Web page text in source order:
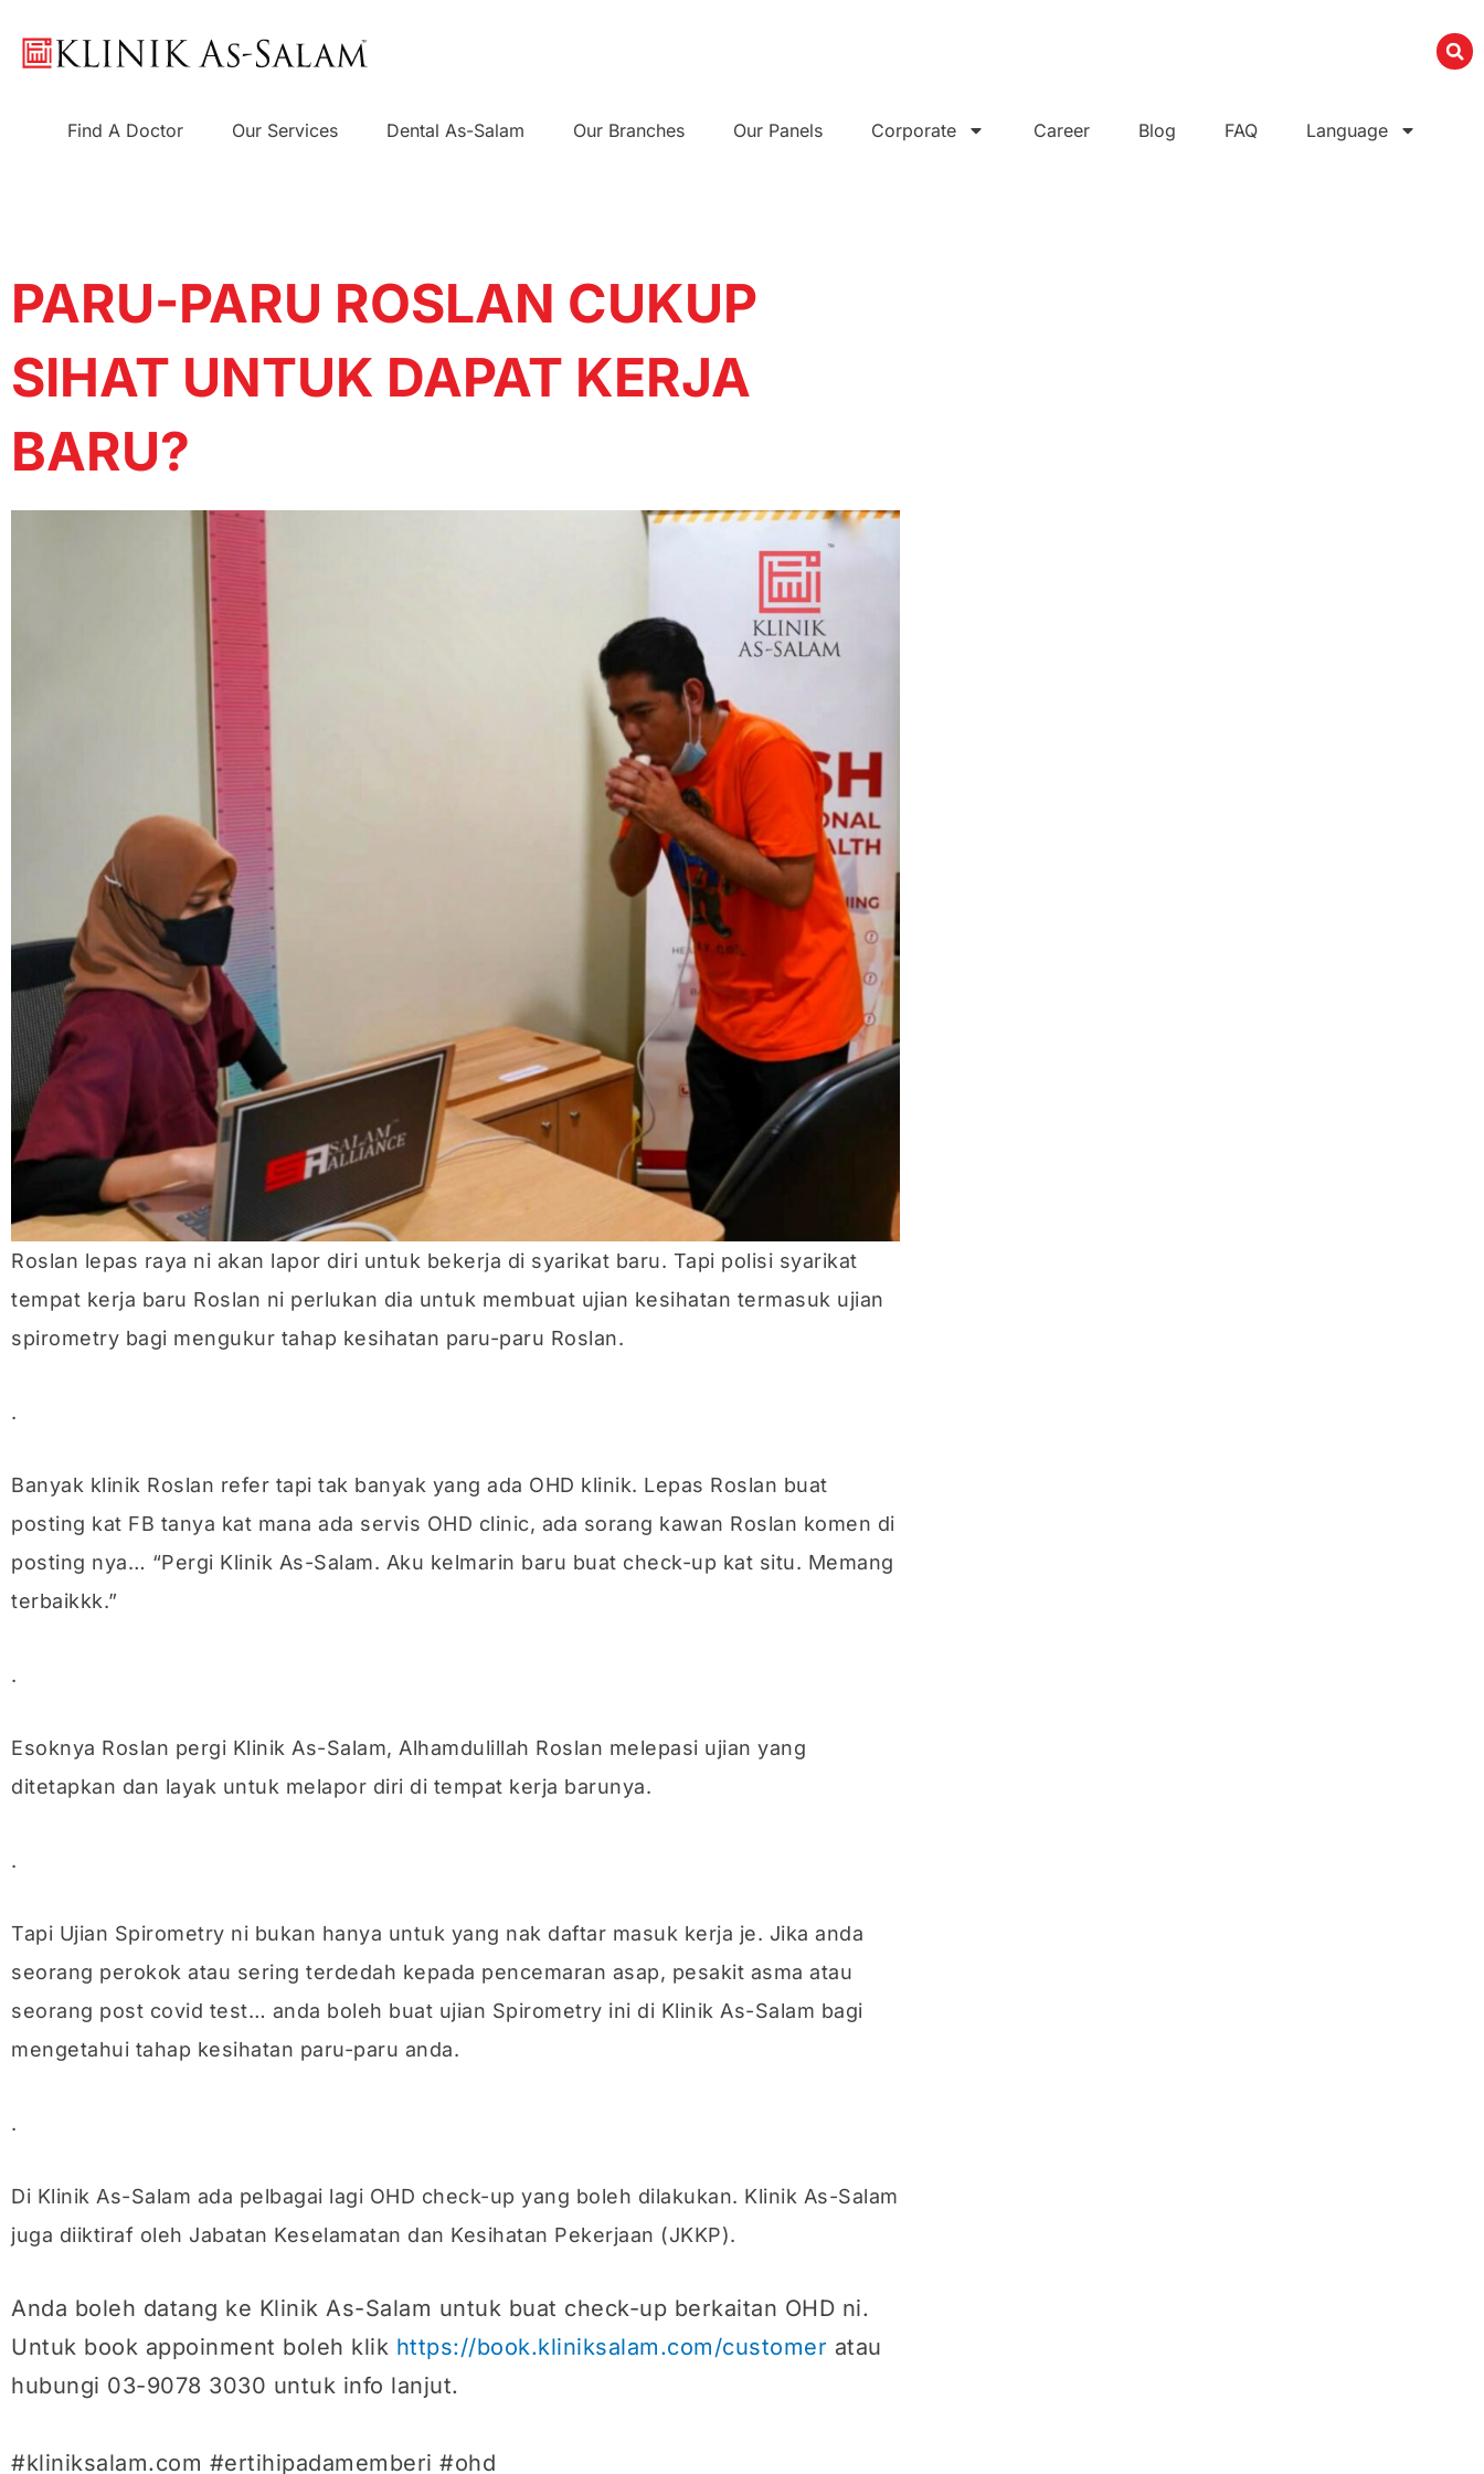
content
Find A Doctor Our Services Dental As-Salam Our Branches Our Panels Corporate Career Blog FAQ Language
PARU-PARU ROSLAN CUKUP
SIHAT UNTUK DAPAT KERJA
BARU?
Roslan lepas raya ni akan lapor diri untuk bekerja di syarikat baru. Tapi polisi syarikat
tempat kerja baru Roslan ni perlukan dia untuk membuat ujian kesihatan termasuk ujian
spirometry bagi mengukur tahap kesihatan paru-paru Roslan.
.
Banyak klinik Roslan refer tapi tak banyak yang ada OHD klinik. Lepas Roslan buat
posting kat FB tanya kat mana ada servis OHD clinic, ada sorang kawan Roslan komen di
posting nya… “Pergi Klinik As-Salam. Aku kelmarin baru buat check-up kat situ. Memang
terbaikkk.”
.
Esoknya Roslan pergi Klinik As-Salam, Alhamdulillah Roslan melepasi ujian yang
ditetapkan dan layak untuk melapor diri di tempat kerja barunya.
.
Tapi Ujian Spirometry ni bukan hanya untuk yang nak daftar masuk kerja je. Jika anda
seorang perokok atau sering terdedah kepada pencemaran asap, pesakit asma atau
seorang post covid test… anda boleh buat ujian Spirometry ini di Klinik As-Salam bagi
mengetahui tahap kesihatan paru-paru anda.
.
Di Klinik As-Salam ada pelbagai lagi OHD check-up yang boleh dilakukan. Klinik As-Salam
juga diiktiraf oleh Jabatan Keselamatan dan Kesihatan Pekerjaan (JKKP).
Anda boleh datang ke Klinik As-Salam untuk buat check-up berkaitan OHD ni.
Untuk book appoinment boleh klik https://book.kliniksalam.com/customer atau
hubungi 03-9078 3030 untuk info lanjut.
#kliniksalam.com #ertihipadamemberi #ohd